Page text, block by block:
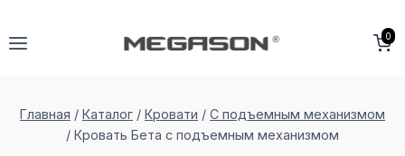
0
Главная / Каталог / Кровати / С подъемным механизмом
/ Кровать Бета с подъемным меxанизмом